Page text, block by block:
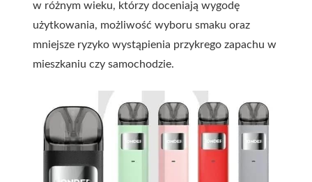
w różnym wieku, którzy doceniają wygodę
użytkowania, możliwość wyboru smaku oraz
mniejsze ryzyko wystąpienia przykrego zapachu w
mieszkaniu czy samochodzie.